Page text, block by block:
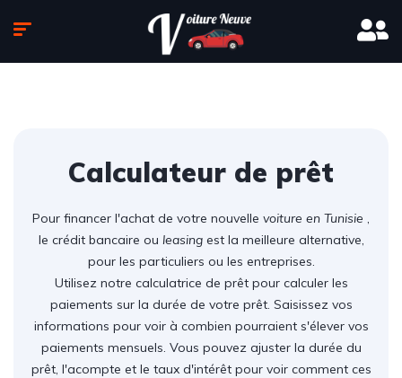
Calculateur de prêt
Pour financer l'achat de votre nouvelle voiture en Tunisie ,
le crédit bancaire ou leasingest la meilleure alternative,
pour les particuliers ou les entreprises.
Utilisez notre calculatrice de prêt pour calculer les
paiements sur la durée de votre prêt. Saisissez vos
informations pour voir à combien pourraient s'élever vos
paiements mensuels. Vous pouvez ajuster la durée du
prêt, l'acompte et le taux d'intérêt pour voir comment ces